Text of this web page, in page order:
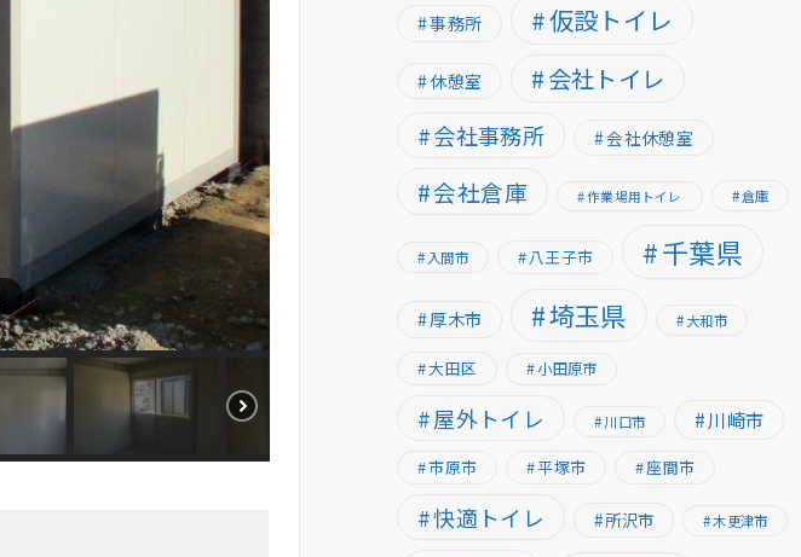
事務所 仮設トイレ
休憩室 会社トイレ
会社事務所 会社休憩室
会社倉庫 作業場用トイレ 倉庫
入間市 八王子市 千葉県
厚木市 埼玉県 大和市
大田区 小田原市
屋外トイレ 川口市 川崎市
市原市 平塚市 座間市
快適トイレ 所沢市 木更津市